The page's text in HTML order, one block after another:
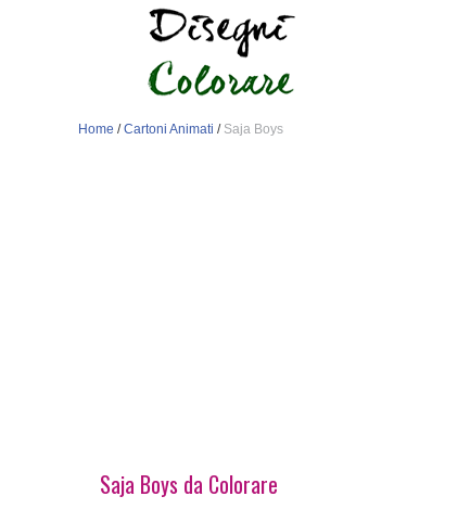
Home /Cartoni Animati / Saja Boys
Saja Boys da Colorare